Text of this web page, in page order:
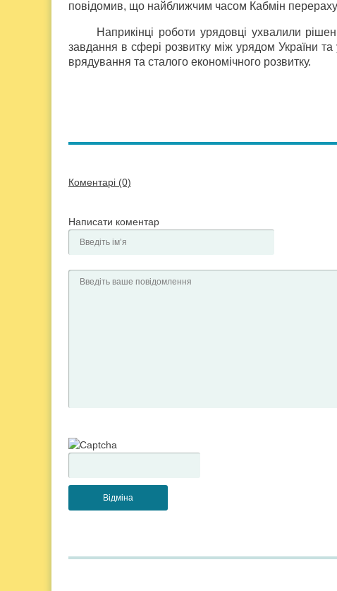
повідомив, що найближчим часом Кабмін
Наприкінці роботи урядовці ухвалили
завдання в сфері розвитку між урядом України
врядування та сталого економічного розвитку.
Коментарі (0)
Написати коментар